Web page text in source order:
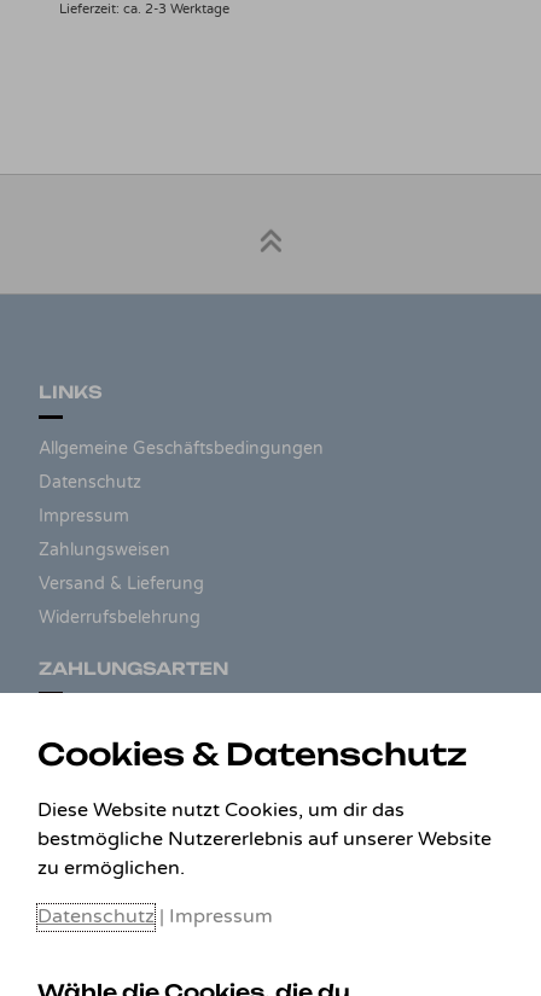
Lieferzeit: ca. 2-3 Werktage
LINKS
Allgemeine Geschäftsbedingungen
Datenschutz
Impressum
Zahlungsweisen
Versand & Lieferung
Widerrufsbelehrung
ZAHLUNGSARTEN
Cookies & Datenschutz
Diese Website nutzt Cookies, um dir das
bestmögliche Nutzererlebnis auf unserer Website
zu ermöglichen.
Datenschutz | Impressum